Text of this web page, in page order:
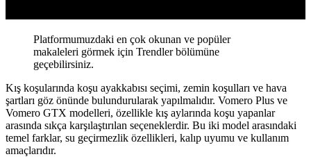
Platformumuzdaki en çok okunan ve popüler
makaleleri görmek için Trendler bölümüne
geçebilirsiniz.
Kış koşularında koşu ayakkabısı seçimi, zemin koşulları ve hava
şartları göz önünde bulundurularak yapılmalıdır. Vomero Plus ve
Vomero GTX modelleri, özellikle kış aylarında koşu yapanlar
arasında sıkça karşılaştırılan seçeneklerdir. Bu iki model arasındaki
temel farklar, su geçirmezlik özellikleri, kalıp uyumu ve kullanım
amaçlarıdır.